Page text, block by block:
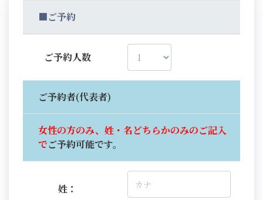
■ご予約
ご予約人数
ご予約者(代表者)
女性の方のみ、姓・名どちらかのみのご記入
でご予約可能です。
姓：